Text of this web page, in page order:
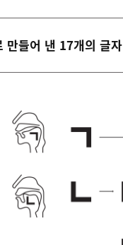
만들어 낸 17개의 글자